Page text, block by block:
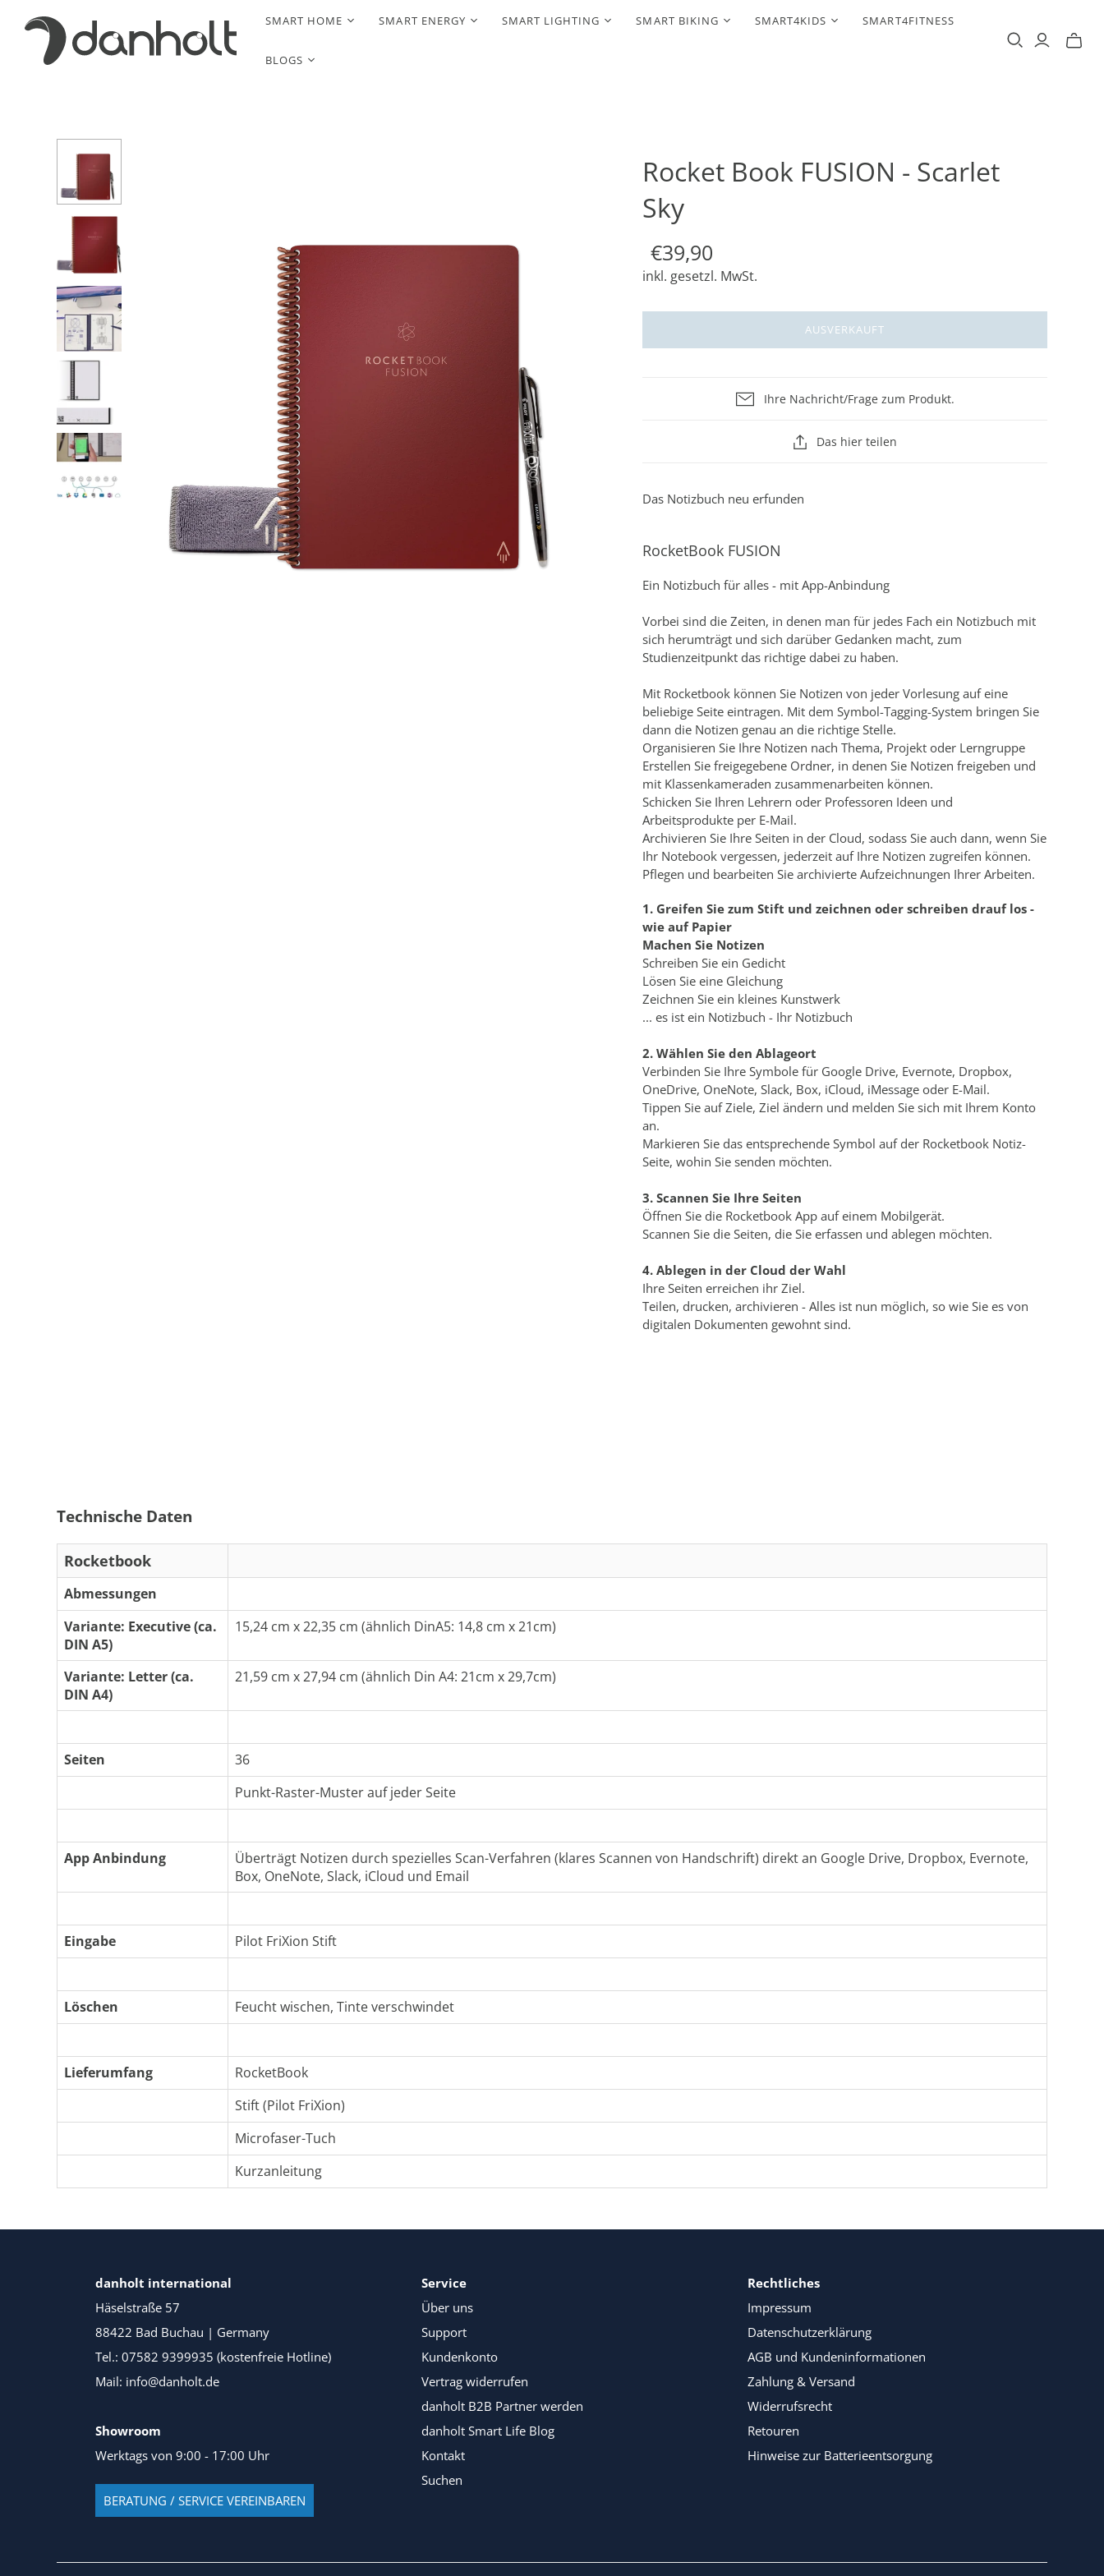
SMART HOME SMART ENERGY SMART LIGHTING SMART BIKING SMART4KIDS SMART4FITNESS
BLOGS
Rocket Book FUSION - Scarlet
Sky
€39,90
inkl. gesetzl. MwSt.
AUSVERKAUFT
Ihre Nachricht/Frage zum Produkt.
Das hier teilen
Das Notizbuch neu erfunden
RocketBook FUSION
Ein Notizbuch für alles - mit App-Anbindung
Vorbei sind die Zeiten, in denen man für jedes Fach ein Notizbuch mit
sich herumträgt und sich darüber Gedanken macht, zum
Studienzeitpunkt das richtige dabei zu haben.
Mit Rocketbook können Sie Notizen von jeder Vorlesung auf eine
beliebige Seite eintragen. Mit dem Symbol-Tagging-System bringen Sie
dann die Notizen genau an die richtige Stelle.
Organisieren Sie Ihre Notizen nach Thema, Projekt oder Lerngruppe
Erstellen Sie freigegebene Ordner, in denen Sie Notizen freigeben und
mit Klassenkameraden zusammenarbeiten können.
Schicken Sie Ihren Lehrern oder Professoren Ideen und
Arbeitsprodukte per E-Mail.
Archivieren Sie Ihre Seiten in der Cloud, sodass Sie auch dann, wenn Sie
Ihr Notebook vergessen, jederzeit auf Ihre Notizen zugreifen können.
Pflegen und bearbeiten Sie archivierte Aufzeichnungen Ihrer Arbeiten.
1. Greifen Sie zum Stift und zeichnen oder schreiben drauf los -
wie auf Papier
Machen Sie Notizen
Schreiben Sie ein Gedicht
Lösen Sie eine Gleichung
Zeichnen Sie ein kleines Kunstwerk
... es ist ein Notizbuch - Ihr Notizbuch
2. Wählen Sie den Ablageort
Verbinden Sie Ihre Symbole für Google Drive, Evernote, Dropbox,
OneDrive, OneNote, Slack, Box, iCloud, iMessage oder E-Mail.
Tippen Sie auf Ziele, Ziel ändern und melden Sie sich mit Ihrem Konto
an.
Markieren Sie das entsprechende Symbol auf der Rocketbook Notiz-
Seite, wohin Sie senden möchten.
3. Scannen Sie Ihre Seiten
Öffnen Sie die Rocketbook App auf einem Mobilgerät.
Scannen Sie die Seiten, die Sie erfassen und ablegen möchten.
4. Ablegen in der Cloud der Wahl
Ihre Seiten erreichen ihr Ziel.
Teilen, drucken, archivieren - Alles ist nun möglich, so wie Sie es von
digitalen Dokumenten gewohnt sind.
Technische Daten
Rocketbook
Abmessungen
Variante: Executive (ca.
DIN A5)
15,24 cm x 22,35 cm (ähnlich DinA5: 14,8 cm x 21cm)
Variante: Letter (ca.
DIN A4)
21,59 cm x 27,94 cm (ähnlich Din A4: 21cm x 29,7cm)
Seiten
36
Punkt-Raster-Muster auf jeder Seite
App Anbindung
Überträgt Notizen durch spezielles Scan-Verfahren (klares Scannen von Handschrift) direkt an Google Drive, Dropbox, Evernote,
Box, OneNote, Slack, iCloud und Email
Eingabe Pilot FriXion Stift
Löschen Feucht wischen, Tinte verschwindet
Lieferumfang
RocketBook
Stift (Pilot FriXion)
Microfaser-Tuch
Kurzanleitung
danholt international
Häselstraße 57
88422 Bad Buchau | Germany
Tel.: 07582 9399935 (kostenfreie Hotline)
Mail: info@danholt.de
Showroom
Werktags von 9:00 - 17:00 Uhr
BERATUNG / SERVICE VEREINBAREN
Service
Über uns
Support
Kundenkonto
Vertrag widerrufen
danholt B2B Partner werden
danholt Smart Life Blog
Kontakt
Suchen
Rechtliches
Impressum
Datenschutzerklärung
AGB und Kundeninformationen
Zahlung & Versand
Widerrufsrecht
Retouren
Hinweise zur Batterieentsorgung